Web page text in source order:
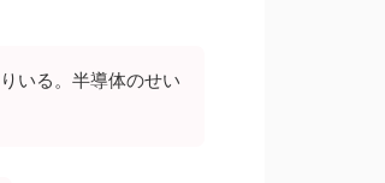
いる。半導体のせい